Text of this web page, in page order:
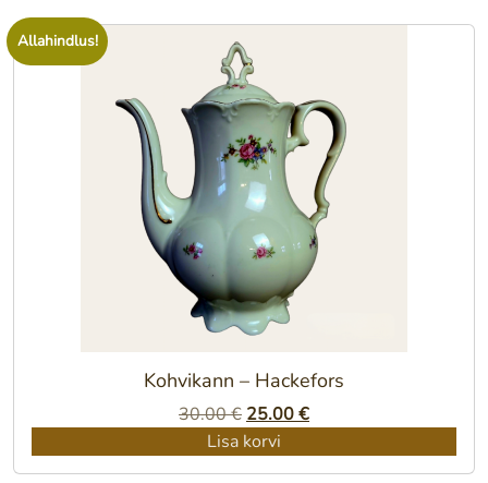
Allahindlus!
Kohvikann – Hackefors
30.00€ Algne
hind
25.00€Praegune
Lisa korvi